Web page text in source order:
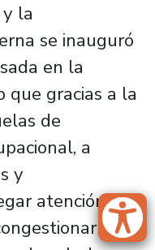
la
se inauguró
en la
que gracias a la
de
a
y
atención
la